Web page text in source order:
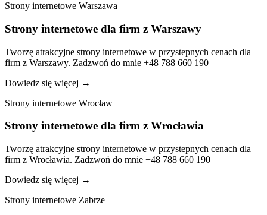
Strony internetowe Warszawa
Strony internetowe dla firm z Warszawy
Tworzę atrakcyjne strony internetowe w przystepnych cenach dla
firm z Warszawy. Zadzwoń do mnie +48 788 660 190
Dowiedz się więcej →
Strony internetowe Wrocław
Strony internetowe dla firm z Wrocławia
Tworzę atrakcyjne strony internetowe w przystepnych cenach dla
firm z Wrocławia. Zadzwoń do mnie +48 788 660 190
Dowiedz się więcej →
Strony internetowe Zabrze